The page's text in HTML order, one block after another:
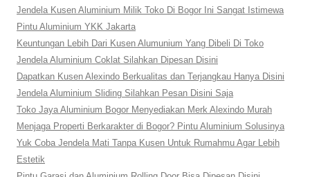
Jendela Kusen Aluminium Milik Toko Di Bogor Ini Sangat Istimewa
Pintu Aluminium YKK Jakarta
Keuntungan Lebih Dari Kusen Alumunium Yang Dibeli Di Toko
Jendela Aluminium Coklat Silahkan Dipesan Disini
Dapatkan Kusen Alexindo Berkualitas dan Terjangkau Hanya Disini
Jendela Aluminium Sliding Silahkan Pesan Disini Saja
Toko Jaya Aluminium Bogor Menyediakan Merk Alexindo Murah
Menjaga Properti Berkarakter di Bogor? Pintu Aluminium Solusinya
Yuk Coba Jendela Mati Tanpa Kusen Untuk Rumahmu Agar Lebih
Estetik